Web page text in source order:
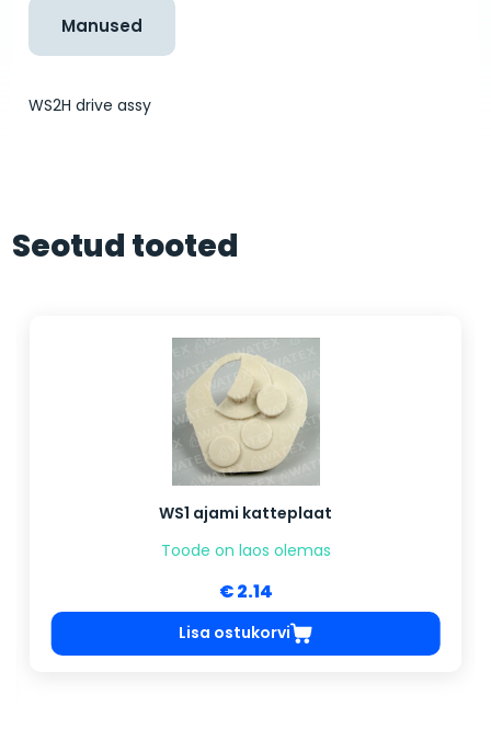
Manused
WS2H drive assy
Seotud tooted
WS1 ajami katteplaat
Toode on laos olemas
€ 2.14
Lisa ostukorvi